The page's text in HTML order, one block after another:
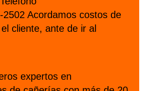
2502 Acordamos costos de
cliente, ante de ir al
expertos en